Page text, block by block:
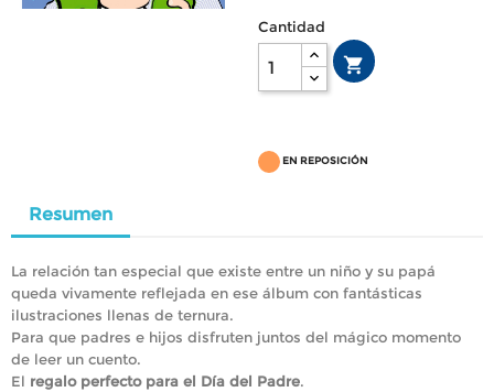
Cantidad

EN REPOSICIÓN
Resumen
La relación tan especial que existe entre un niño y su papá
queda vivamente reflejada en ese álbum con fantásticas
ilustraciones llenas de ternura.
Para que padres e hijos disfruten juntos del mágico momento
de leer un cuento.
El regalo perfecto para el Día del Padre.